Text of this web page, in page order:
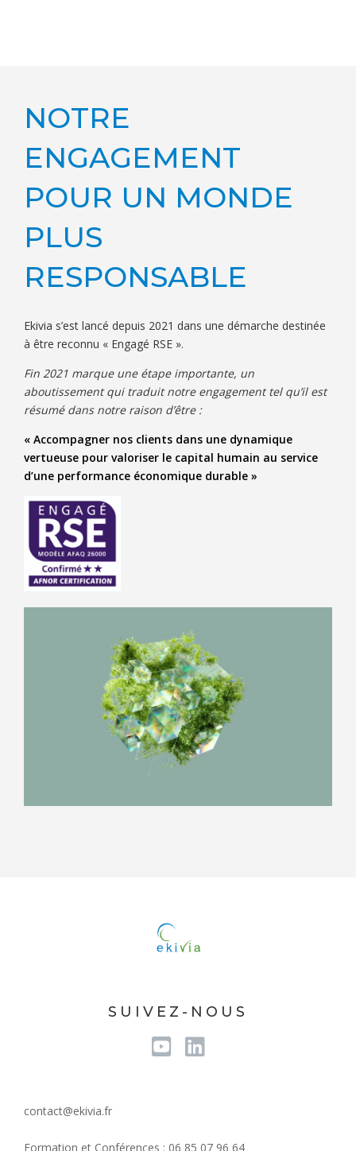
NOTRE
ENGAGEMENT
POUR UN MONDE
PLUS
RESPONSABLE
Ekivia s’est lancé depuis 2021 dans une démarche destinée
à être reconnu « Engagé RSE ».
Fin 2021 marque une étape importante, un
aboutissement qui traduit notre engagement tel qu’il est
résumé dans notre raison d’être :
« Accompagner nos clients dans une dynamique
vertueuse pour valoriser le capital humain au service
d’une performance économique durable »
SUIVEZ-NOUS
Youtube
Linkedin
contact@ekivia.fr
Formation et Conférences : 06 85 07 96 64